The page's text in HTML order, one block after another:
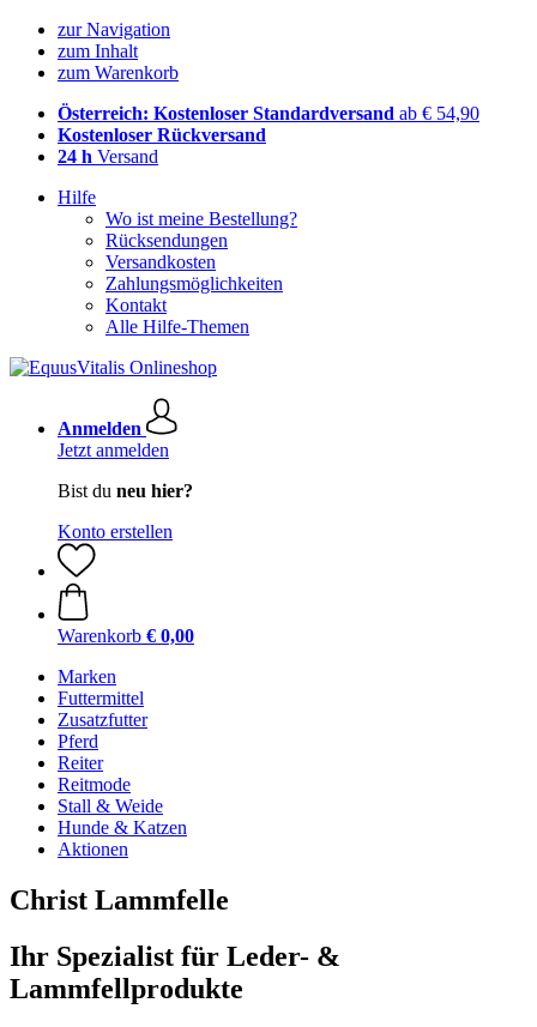
zur Navigation
zum Inhalt
zum Warenkorb
Österreich: Kostenloser Standardversand ab € 54,90
Kostenloser Rückversand
24 h Versand
Hilfe
Wo ist meine Bestellung?
Rücksendungen
Versandkosten
Zahlungsmöglichkeiten
Kontakt
Alle Hilfe-Themen
Anmelden
Jetzt anmelden
Bist du neu hier?
Konto erstellen
Warenkorb € 0,00
Marken
Futtermittel
Zusatzfutter
Pferd
Reiter
Reitmode
Stall & Weide
Hunde & Katzen
Aktionen
Christ Lammfelle
Ihr Spezialist für Leder- &
Lammfellprodukte